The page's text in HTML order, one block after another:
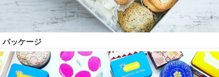
パッケージ